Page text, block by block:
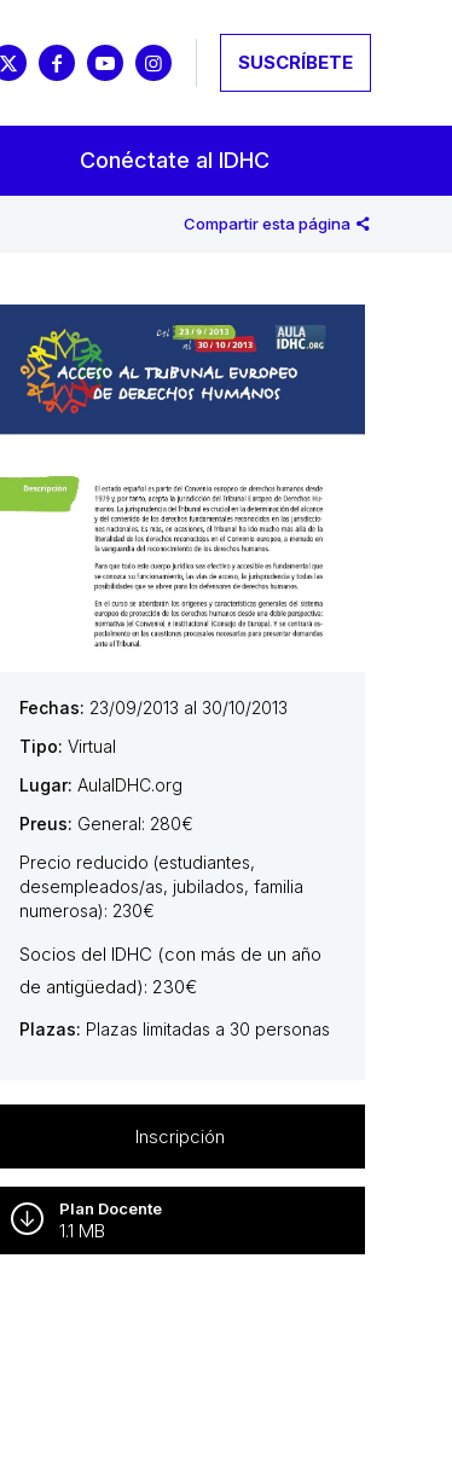
SUSCRÍBETE
Conéctate al IDHC
Compartir esta página
Fechas: 23/09/2013 al 30/10/2013
Tipo: Virtual
Lugar: AulaIDHC.org
Preus: General: 280€
Precio reducido (estudiantes,
desempleados/as, jubilados, familia
numerosa): 230€
Socios del IDHC (con más de un año
de antigüedad): 230€
Plazas: Plazas limitadas a 30 personas
Inscripción
Plan Docente
1.1 MB